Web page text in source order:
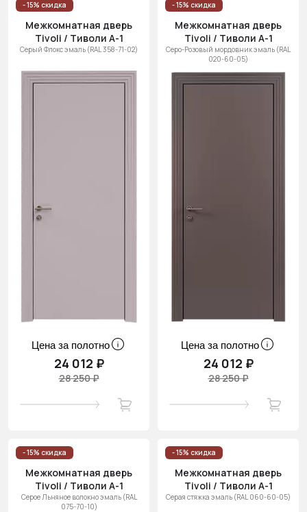
- 15% скидка
Межкомнатная дверь
Tivoli / Тиволи А-1
Серый Флокс эмаль (RAL 358-71-02)
Цена за полотно
24 012 ₽
28 250 ₽
- 15% скидка
Межкомнатная дверь
Tivoli / Тиволи А-1
Серо-Розовый мордовник эмаль (RAL
020-60-05)
Цена за полотно
24 012 ₽
28 250 ₽
- 15% скидка
Межкомнатная дверь
Tivoli / Тиволи А-1
Серое Льняное волокно эмаль (RAL
075-70-10)
- 15% скидка
Межкомнатная дверь
Tivoli / Тиволи А-1
Серая стяжка эмаль (RAL 060-60-05)